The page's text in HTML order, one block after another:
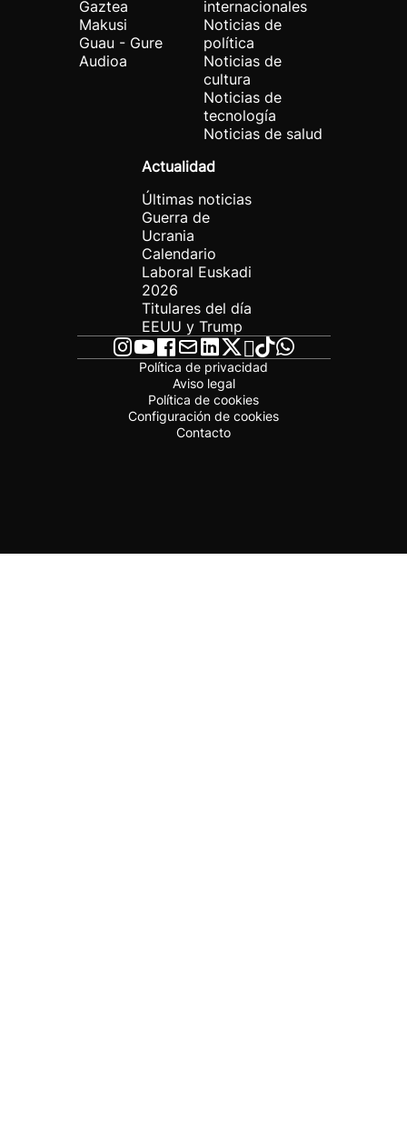
Gaztea
Makusi
Guau - Gure
Audioa
internacionales
Noticias de
política
Noticias de
cultura
Noticias de
tecnología
Noticias de salud
Actualidad
Últimas noticias
Guerra de
Ucrania
Calendario
Laboral Euskadi
2026
Titulares del día
EEUU y Trump
Política de privacidad
Aviso legal
Política de cookies
Configuración de cookies
Contacto